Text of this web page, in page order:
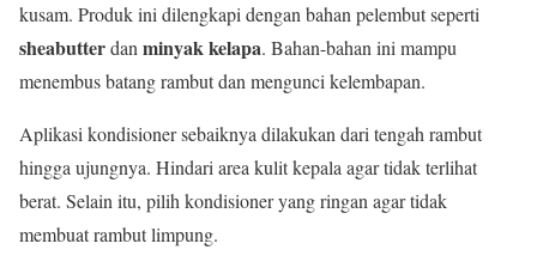
kusam. Produk ini dilengkapi dengan bahan pelembut seperti
sheabutterdan minyak kelapa. Bahan-bahan ini mampu
menembus batang rambut dan mengunci kelembapan.
Aplikasi kondisioner sebaiknya dilakukan dari tengah rambut
hingga ujungnya. Hindari area kulit kepala agar tidak terlihat
berat. Selain itu, pilih kondisioner yang ringan agar tidak
membuat rambut limpung.